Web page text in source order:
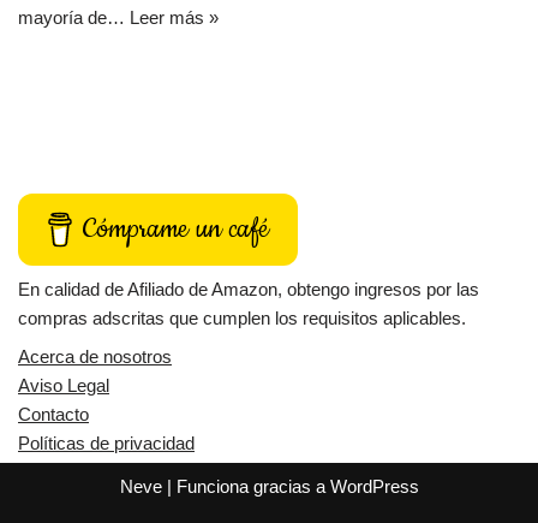
mayoría de… Leer más »
Cómprame un café
En calidad de Afiliado de Amazon, obtengo ingresos por las
compras adscritas que cumplen los requisitos aplicables.
Acerca de nosotros
Aviso Legal
Contacto
Políticas de privacidad
Neve| Funciona gracias a WordPress